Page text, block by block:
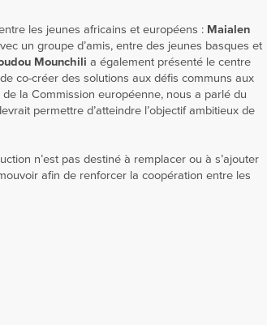
les jeunes africains et européens : Maialen
un groupe d’amis, entre des jeunes basques et
Mounchili a également présenté le centre
co-créer des solutions aux défis communs aux
la Commission européenne, nous a parlé du
permettre d’atteindre l’objectif ambitieux de
n’est pas destiné à remplacer ou à s’ajouter
afin de renforcer la coopération entre les